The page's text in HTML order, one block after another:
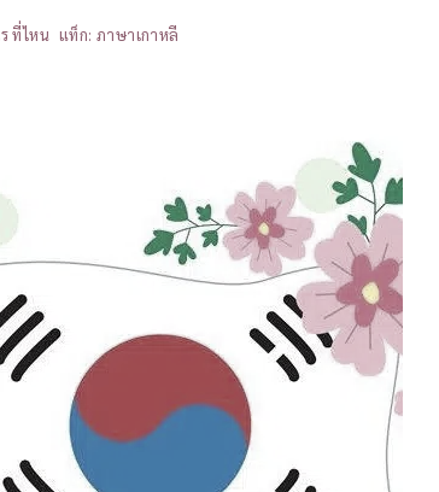
ที่ไหน แท็ก: ภาษาเกาหลี